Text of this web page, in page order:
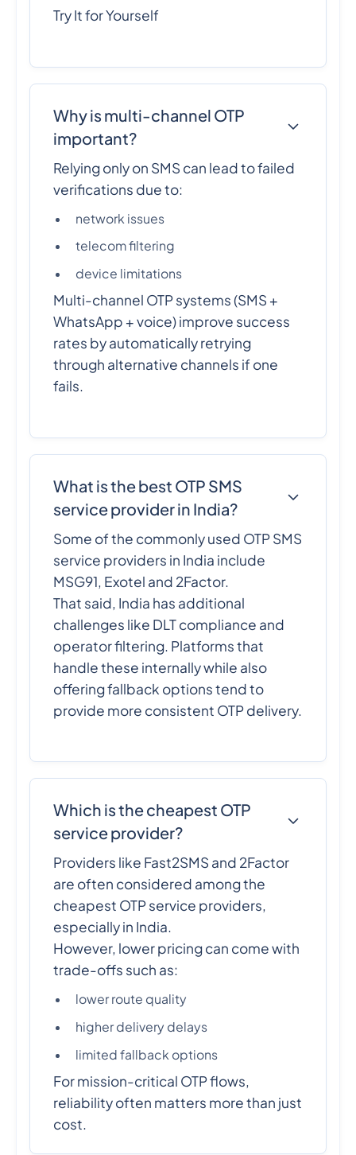
Try It for Yourself
Why is multi-channel OTP
important?
Relying only on SMS can lead to failed
verifications due to:
network issues
telecom filtering
device limitations
Multi-channel OTP systems (SMS +
WhatsApp + voice) improve success
rates by automatically retrying
through alternative channels if one
fails.
What is the best OTP SMS
service provider in India?
Some of the commonly used OTP SMS
service providers in India include
MSG91, Exotel and 2Factor.
That said, India has additional
challenges like DLT compliance and
operator filtering. Platforms that
handle these internally while also
offering fallback options tend to
provide more consistent OTP delivery.
Which is the cheapest OTP
service provider?
Providers like Fast2SMS and 2Factor
are often considered among the
cheapest OTP service providers,
especially in India.
However, lower pricing can come with
trade-offs such as:
lower route quality
higher delivery delays
limited fallback options
For mission-critical OTP flows,
reliability often matters more than just
cost.